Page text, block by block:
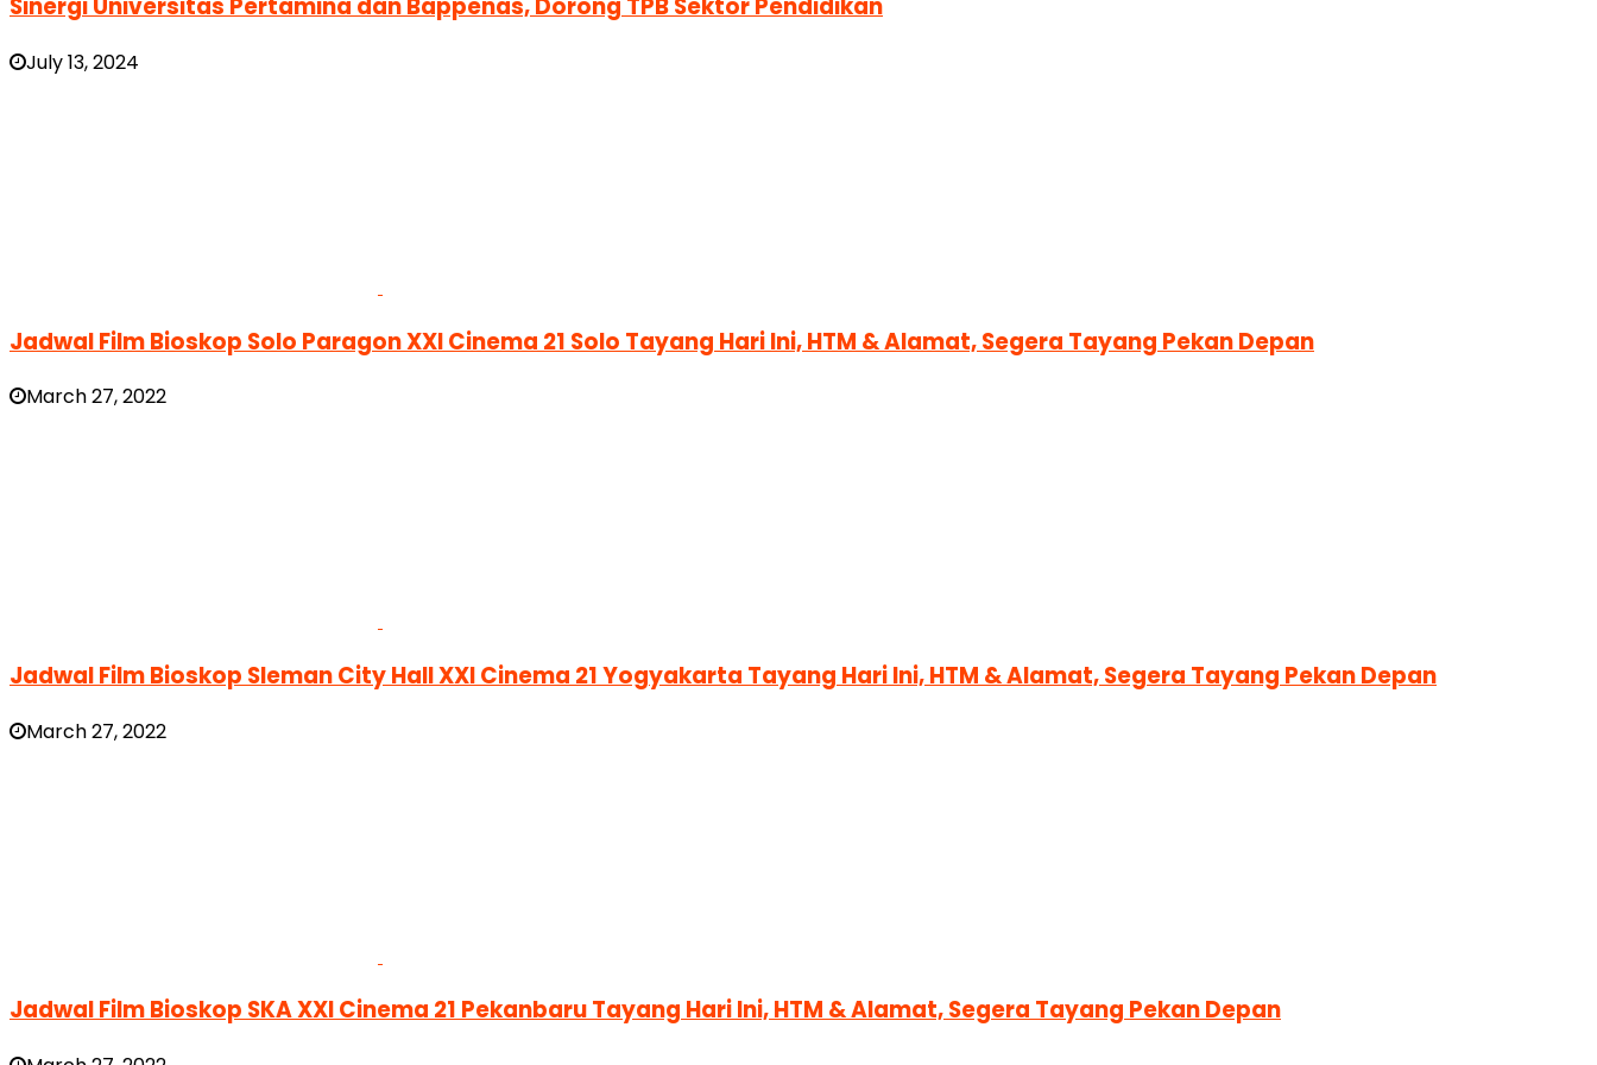
Sinergi Universitas Pertamina dan Bappenas, Dorong TPB Sektor Pendidikan
July 13, 2024
Jadwal Film Bioskop Solo Paragon XXI Cinema 21 Solo Tayang Hari Ini, HTM & Alamat, Segera Tayang Pekan Depan
March 27, 2022
Jadwal Film Bioskop Sleman City Hall XXI Cinema 21 Yogyakarta Tayang Hari Ini, HTM & Alamat, Segera Tayang Pekan Depan
March 27, 2022
Jadwal Film Bioskop SKA XXI Cinema 21 Pekanbaru Tayang Hari Ini, HTM & Alamat, Segera Tayang Pekan Depan